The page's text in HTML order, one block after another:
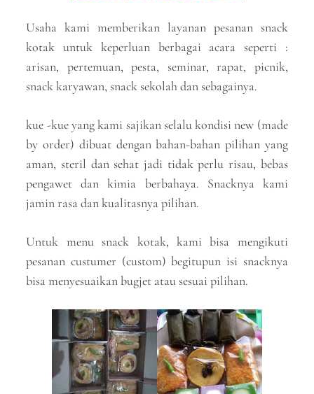
Usaha kami memberikan layanan pesanan snack
kotak untuk keperluan berbagai acara seperti :
arisan, pertemuan, pesta, seminar, rapat, picnik,
snack karyawan, snack sekolah dan sebagainya.
kue -kue yang kami sajikan selalu kondisi new (made
by order) dibuat dengan bahan-bahan pilihan yang
aman, steril dan sehat jadi tidak perlu risau, bebas
pengawet dan kimia berbahaya. Snacknya kami
jamin rasa dan kualitasnya pilihan.
Untuk menu snack kotak, kami bisa mengikuti
pesanan custumer (custom) begitupun isi snacknya
bisa menyesuaikan bugjet atau sesuai pilihan.